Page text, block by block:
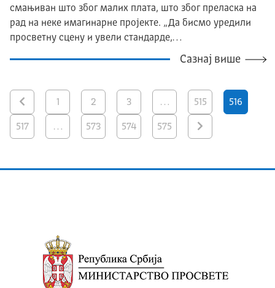
смањиван што због малих плата, што због преласка на
рад на неке имагинарне проjекте. „Да бисмо уредили
просветну сцену и увели стандарде,…
Сазнај више
1 2 3 … 515 516
517 … 573 574 575